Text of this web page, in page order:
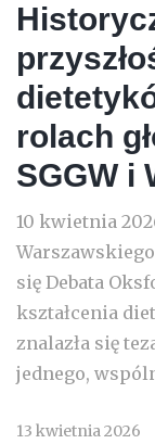
rolach
SGGW i
10 kwietnia
się Debata
kształcenia
znalazła się
jednego,
13 kwietnia 2026